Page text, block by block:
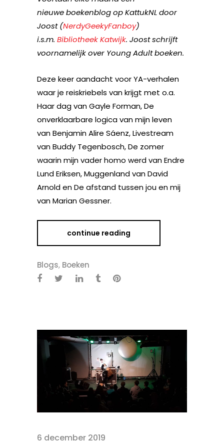
nieuwe boekenblog op KattukNL door
Joost (NerdyGeekyFanboy)
i.s.m. Bibliotheek Katwijk. Joost schrijft
voornamelijk over Young Adult boeken.
Deze keer aandacht voor YA-verhalen
waar je reiskriebels van krijgt met o.a.
Haar dag van Gayle Forman, De
onverklaarbare logica van mijn leven
van Benjamin Alire Sáenz, Livestream
van Buddy Tegenbosch, De zomer
waarin mijn vader homo werd van Endre
Lund Eriksen, Muggenland van David
Arnold en De afstand tussen jou en mij
van Marian Gessner.
continue reading
Blogs, Boeken
6 december 2019